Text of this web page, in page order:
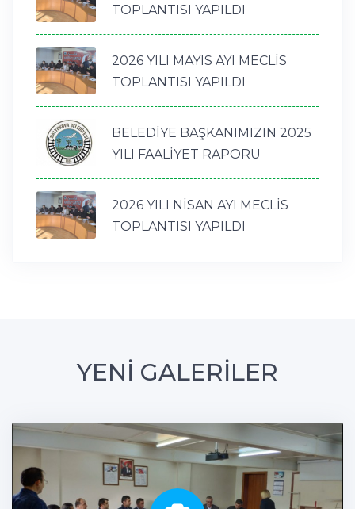
TOPLANTISI YAPILDI
2026 YILI MAYIS AYI MECLİS
TOPLANTISI YAPILDI
BELEDİYE BAŞKANIMIZIN 2025
YILI FAALİYET RAPORU
2026 YILI NİSAN AYI MECLİS
TOPLANTISI YAPILDI
YENİ GALERİLER